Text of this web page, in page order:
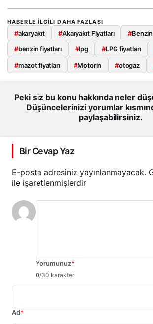
HABERLE ILGILI DAHA FAZLASI
#akaryakıt #Akaryakıt Fiyatları #Benzin
#benzin fiyatları #lpg #LPG fiyatları
#mazot fiyatları #Motorin #otogaz
Peki siz bu konu hakkında neler
Düşüncelerinizi yorumlar
paylaşabilirsiniz.
Bir Cevap Yaz
E-posta adresiniz yayınlanmayacak.
ile işaretlenmişlerdir
Yorumunuz*
0/30 karakter
Ad*